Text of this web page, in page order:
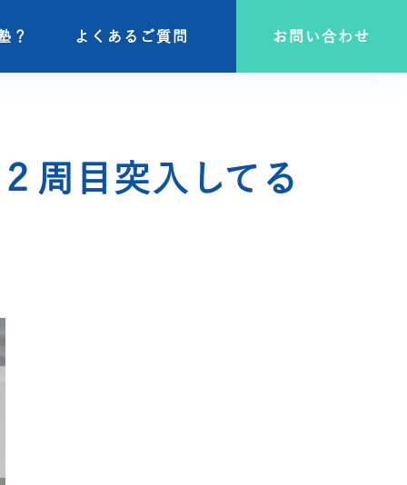
？ よくあるご質問 お問い合わせ
？ よくあるご質問 お問い合わせ
周目突入してる